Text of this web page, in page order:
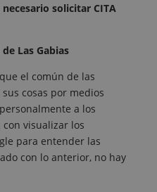
necesario solicitar CITA
Las Gabias
el común de las
cosas por medios
a los
visualizar los
para entender las
con lo anterior, no hay